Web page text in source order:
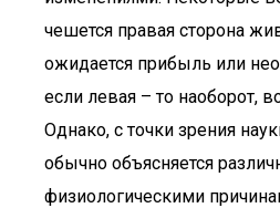
чешется правая сторона
ожидается прибыль или
если левая – то наоборот,
Однако, с точки зрения
обычно объясняется
физиологическими